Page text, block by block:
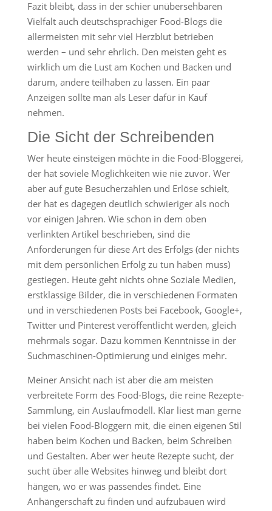
Fazit bleibt, dass in der schier unübersehbaren
Vielfalt auch deutschsprachiger Food-Blogs die
allermeisten mit sehr viel Herzblut betrieben
werden – und sehr ehrlich. Den meisten geht es
wirklich um die Lust am Kochen und Backen und
darum, andere teilhaben zu lassen. Ein paar
Anzeigen sollte man als Leser dafür in Kauf
nehmen.
Die Sicht der Schreibenden
Wer heute einsteigen möchte in die Food-Bloggerei,
der hat soviele Möglichkeiten wie nie zuvor. Wer
aber auf gute Besucherzahlen und Erlöse schielt,
der hat es dagegen deutlich schwieriger als noch
vor einigen Jahren. Wie schon in dem oben
verlinkten Artikel beschrieben, sind die
Anforderungen für diese Art des Erfolgs (der nichts
mit dem persönlichen Erfolg zu tun haben muss)
gestiegen. Heute geht nichts ohne Soziale Medien,
erstklassige Bilder, die in verschiedenen Formaten
und in verschiedenen Posts bei Facebook, Google+,
Twitter und Pinterest veröffentlicht werden, gleich
mehrmals sogar. Dazu kommen Kenntnisse in der
Suchmaschinen-Optimierung und einiges mehr.
Meiner Ansicht nach ist aber die am meisten
verbreitete Form des Food-Blogs, die reine Rezepte-
Sammlung, ein Auslaufmodell. Klar liest man gerne
bei vielen Food-Bloggern mit, die einen eigenen Stil
haben beim Kochen und Backen, beim Schreiben
und Gestalten. Aber wer heute Rezepte sucht, der
sucht über alle Websites hinweg und bleibt dort
hängen, wo er was passendes findet. Eine
Anhängerschaft zu finden und aufzubauen wird